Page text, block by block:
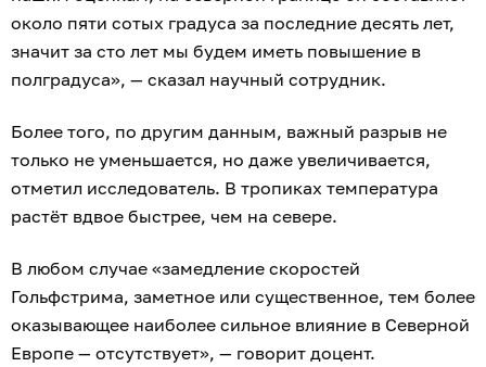
около пяти сотых градуса за последние десять лет,
значит за сто лет мы будем иметь повышение в
полградуса», — сказал научный сотрудник.
Более того, по другим данным, важный разрыв не
только не уменьшается, но даже увеличивается,
отметил исследователь. В тропиках температура
растёт вдвое быстрее, чем на севере.
В любом случае «замедление скоростей
Гольфстрима, заметное или существенное, тем более
оказывающее наиболее сильное влияние в Северной
Европе — отсутствует», — говорит доцент.